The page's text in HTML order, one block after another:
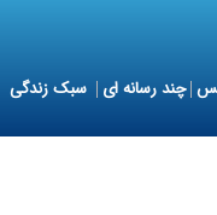
چند رسانه ای سبک زندگی